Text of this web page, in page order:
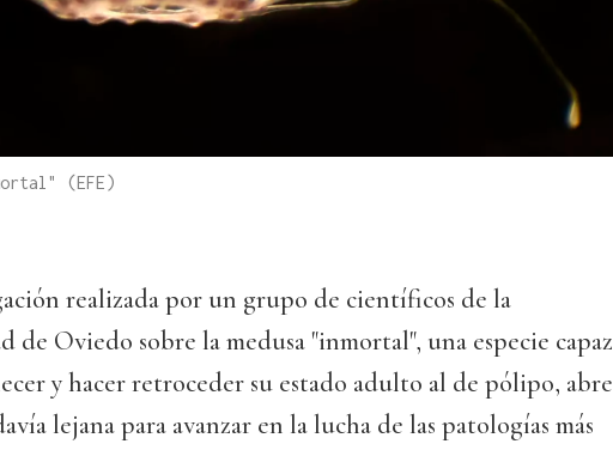
(EFE)
realizada por un grupo de científicos de la
de Oviedo sobre la medusa "inmortal", una especie capaz
y hacer retroceder su estado adulto al de pólipo, abre
lejana para avanzar en la lucha de las patologías más